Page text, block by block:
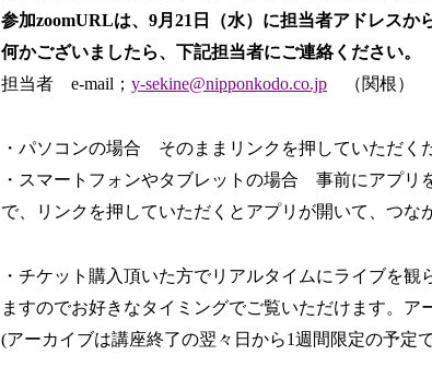
参加zoomURLは、9月21日（水）に担当者アドレスか
何かございましたら、下記担当者にご連絡ください。
担当者 e-mail； y-sekine@nipponkodo.co.jp （関根）
・パソコンの場合 そのままリンクを押していただく
・スマートフォンやタブレットの場合 事前にアプリ
で、リンクを押していただくとアプリが開いて、つな
・チケット購入頂いた方でリアルタイムにライブを
ますのでお好きなタイミングでご覧いただけます。ア
(アーカイブは講座終了の翌々日から1週間限定の予定